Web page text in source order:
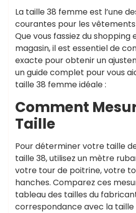
La taille 38 femme est l’une
courantes pour les
Que vous fassiez du shopping
magasin, il est essentiel de
exacte pour obtenir un
un guide complet pour vous
taille 38 femme idéale :
Comment
Taille
Pour déterminer votre taille
taille 38, utilisez un mètre
votre tour de poitrine, votre
hanches. Comparez ces
tableau des tailles du
correspondance avec la taille